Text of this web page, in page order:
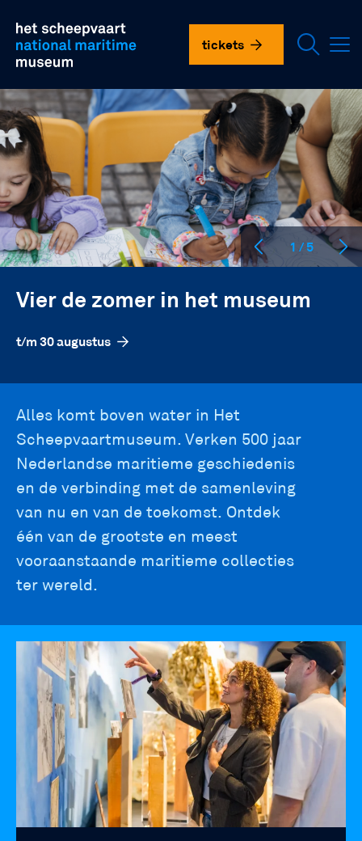
naar
inhoud
gaan
het
scheepvaartmuseum
tickets
plan je bezoek
onderzoek en collectie
over ons
vnhsm
main
navigation
Vier de zomer in het museum
t/m 30 augustus
1 / 5
Alles komt boven water in Het
Scheepvaartmuseum. Verken 500 jaar
Nederlandse maritieme geschiedenis
en de verbinding met de samenleving
van nu en van de toekomst. Ontdek
één van de grootste en meest
vooraanstaande maritieme collecties
ter wereld.